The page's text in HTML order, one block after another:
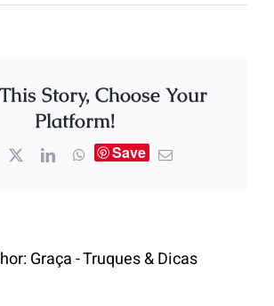
Story, Choose Your
Platform!
Save
Graça - Truques & Dicas